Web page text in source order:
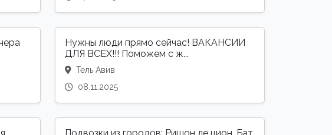
Нужны люди прямо сейчас! ВАКАНСИИ
ДЛЯ ВСЕХ!!! Поможем с ж...
Тель Авив
08.11.2025